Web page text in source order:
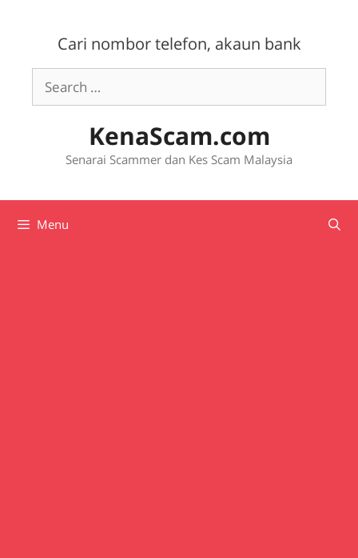
Cari nombor telefon, akaun bank
Search
for:
KenaScam.com
Senarai Scammer dan Kes Scam Malaysia
Menu